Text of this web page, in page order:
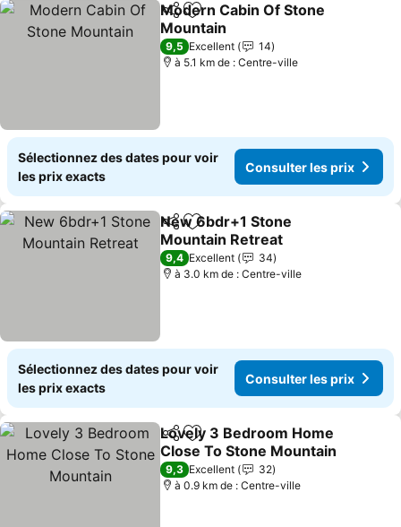
PartagerAjouter à mes favoris
Modern Cabin Of Stone
Mountain
Consulter les prix
9,5 Excellent
14
à 5.1 km de : Centre-ville
Sélectionnez des dates pour voir
les prix exacts
Consulter les prix
PartagerAjouter à mes favoris
New 6bdr+1 Stone
Mountain Retreat
Consulter les prix
9,4 Excellent
34
à 3.0 km de : Centre-ville
Sélectionnez des dates pour voir
les prix exacts
Consulter les prix
PartagerAjouter à mes favoris
Lovely 3 Bedroom Home
Close To Stone Mountain
Consulter les prix
9,3 Excellent
32
à 0.9 km de : Centre-ville